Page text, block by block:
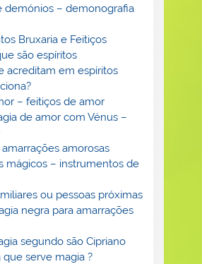
demónios – demonografia
Bruxaria e Feitiços
são espíritos
acreditam em espíritos
– feitiços de amor
de amor com Vénus –
amorosas
mágicos – instrumentos de
ou pessoas próximas
negra para amarrações
segundo são Cipriano
que serve magia ?